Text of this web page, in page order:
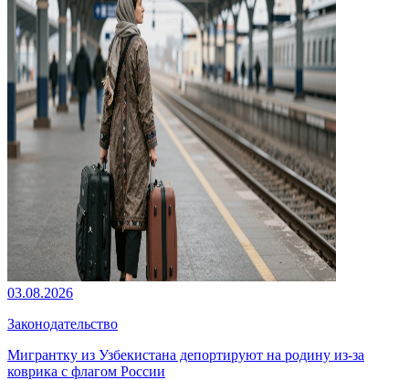
03.08.2026
Законодательство
Мигрантку из Узбекистана депортируют на родину из-за
коврика с флагом России